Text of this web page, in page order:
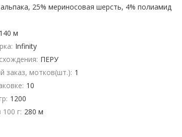
25% мериносовая шерсть, 4% полиамид
140 м
Infinity
ПЕРУ
заказ, мотков(шт.): 1
10
1200
г: 280 м